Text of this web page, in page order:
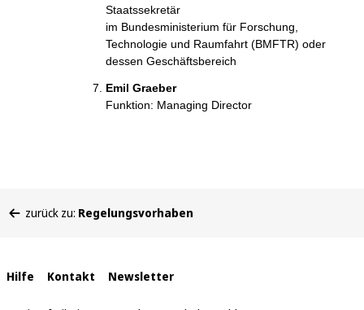
Staatssekretär
im Bundesministerium für Forschung,
Technologie und Raumfahrt (BMFTR) oder
dessen Geschäftsbereich
Emil Graeber
Funktion: Managing Director
befinden
zurück zu: Regelungsvorhaben
Interne
Links
Hilfe Kontakt Newsletter